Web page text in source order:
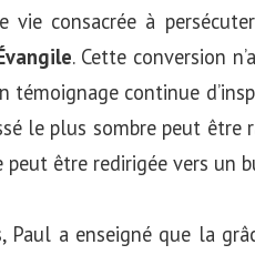
vie consacrée à
. Cette conversion
continue
le plus sombre peut
peut être redirigée vers un
a enseigné que la